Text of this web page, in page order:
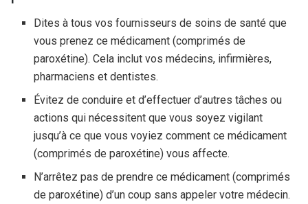
Dites à tous vos fournisseurs de soins de santé que
vous prenez ce médicament (comprimés de
paroxétine). Cela inclut vos médecins, infirmières,
pharmaciens et dentistes.
Évitez de conduire et d’effectuer d’autres tâches ou
actions qui nécessitent que vous soyez vigilant
jusqu’à ce que vous voyiez comment ce médicament
(comprimés de paroxétine) vous affecte.
N’arrêtez pas de prendre ce médicament (comprimés
de paroxétine) d’un coup sans appeler votre médecin.